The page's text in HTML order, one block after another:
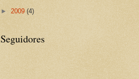
► 2009 (4)
Seguidores